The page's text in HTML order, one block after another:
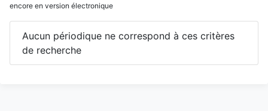
encore en version électronique
Aucun périodique ne correspond à ces critères
de recherche